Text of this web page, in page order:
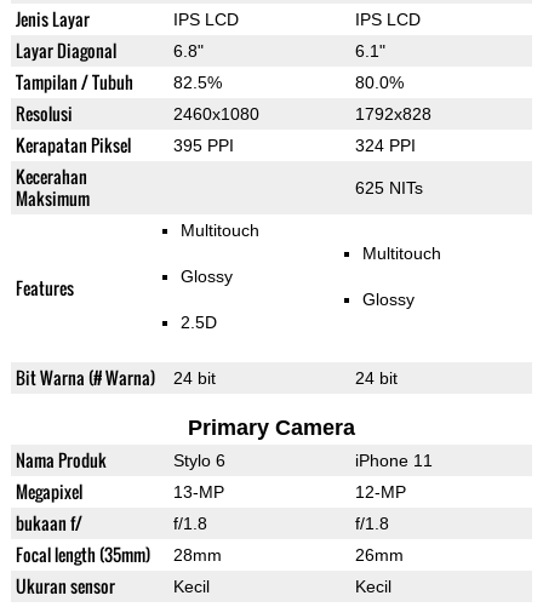
Jenis Layar
IPS LCD IPS LCD
Layar Diagonal 6.8" 6.1"
Tampilan / Tubuh 82.5% 80.0%
Resolusi 2460x1080 1792x828
Kerapatan Piksel 395 PPI 324 PPI
Kecerahan
Maksimum
625 NITs
Features
Multitouch
Glossy
2.5D
Multitouch
Glossy
Bit Warna (# Warna) 24 bit 24 bit
Primary Camera
Nama Produk Stylo 6 iPhone 11
Megapixel 13-MP 12-MP
bukaan f/ f/1.8 f/1.8
Focal length (35mm) 28mm 26mm
Ukuran sensor Kecil Kecil